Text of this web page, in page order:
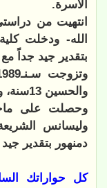
الأسرة.
بتقدير جيد جداً
والحسين 13سنة، ومريم 7 سنوات.
وليسانس
دمنهور بتقدير جيد جداً
كل حواراتك